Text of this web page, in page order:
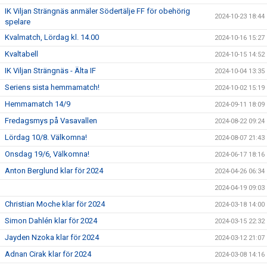
IK Viljan Strängnäs anmäler Södertälje FF för obehörig
spelare
2024-10-23 18:44
Kvalmatch, Lördag kl. 14.00 2024-10-16 15:27
Kvaltabell 2024-10-15 14:52
IK Viljan Strängnäs - Älta IF 2024-10-04 13:35
Seriens sista hemmamatch! 2024-10-02 15:19
Hemmamatch 14/9 2024-09-11 18:09
Fredagsmys på Vasavallen 2024-08-22 09:24
Lördag 10/8. Välkomna! 2024-08-07 21:43
Onsdag 19/6, Välkomna! 2024-06-17 18:16
Anton Berglund klar för 2024 2024-04-26 06:34
2024-04-19 09:03
Christian Moche klar för 2024 2024-03-18 14:00
Simon Dahlén klar för 2024 2024-03-15 22:32
Jayden Nzoka klar för 2024 2024-03-12 21:07
Adnan Cirak klar för 2024 2024-03-08 14:16